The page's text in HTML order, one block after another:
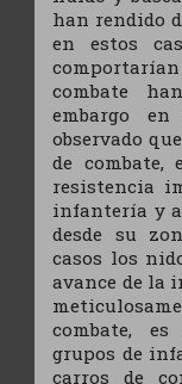
han rendido
en estos
combate
embargo
observado
de combate,
resistencia
infantería y
desde su
casos los
avance de la
combate,
grupos de
carros de